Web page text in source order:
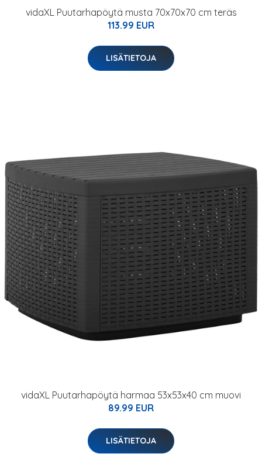
vidaXL Puutarhapöytä musta 70x70x70 cm teräs
113.99 EUR
LISÄTIETOJA
vidaXL Puutarhapöytä harmaa 53x53x40 cm muovi
89.99 EUR
LISÄTIETOJA